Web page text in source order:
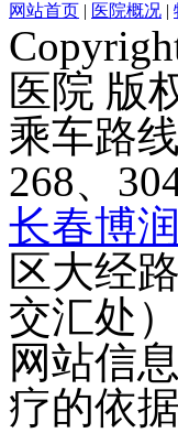
网站首页 | 医院概况 |
医院 版
乘车路
268、
长春博
区大经
交汇处
网站信
疗的依